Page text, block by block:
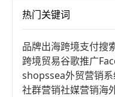
热门关键词
品牌出海跨境支付搜
跨境贸易谷歌推广
shopssea外贸营销
社群营销社媒营销海